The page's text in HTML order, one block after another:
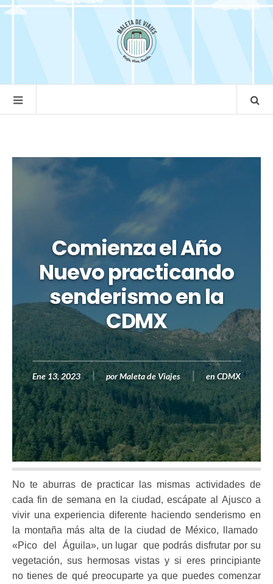
Comienza el Año
Nuevo practicando
senderismo en la
CDMX
Ene 13, 2023 porMaleta de Viajes en CDMX
No te aburras de practicar las mismas actividades de
cada fin de semana en la ciudad, escápate al Ajusco a
vivir una experiencia diferente haciendo senderismo en
la montaña más alta de la ciudad de México, llamado
«Pico del Águila», un lugar que podrás disfrutar por su
vegetación, sus hermosas vistas y si eres principiante
no tienes de qué preocuparte ya que puedes comenzar